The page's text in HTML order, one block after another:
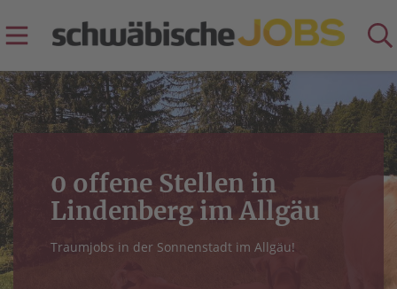
0 offene Stellen in
Lindenberg im Allgäu
Traumjobs in der Sonnenstadt im Allgäu!